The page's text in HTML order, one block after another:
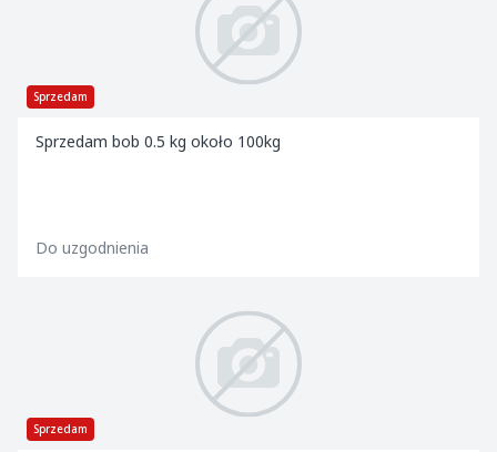
Sprzedam
Sprzedam bob 0.5 kg około 100kg
Do uzgodnienia
Sprzedam